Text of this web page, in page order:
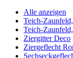
Alle anzeigen
Teich-
Teich-
Ziergitter Deco
Ziergeflecht